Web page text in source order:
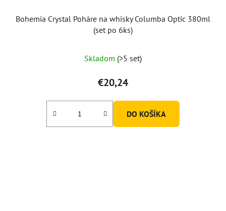
Bohemia Crystal Poháre na whisky Columba Optic 380ml
(set po 6ks)
Skladom (>5 set)
€20,24
DO KOŠÍKA